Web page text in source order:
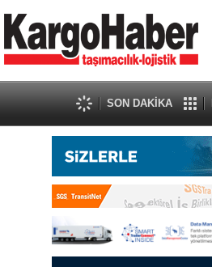
SON DAKİKA